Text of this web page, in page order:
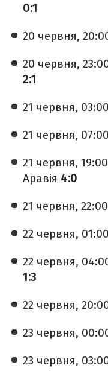
0:1
20 червня,
20 червня,
2:1
21 червня,
21 червня,
21 червня,
Аравія 4:0
21 червня,
22 червня,
22 червня,
1:3
22 червня,
23 червня,
23 червня,